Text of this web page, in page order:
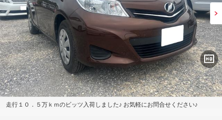
走行１０．５万ｋｍのビッツ入荷しました♪ お気軽にお問合せください♪